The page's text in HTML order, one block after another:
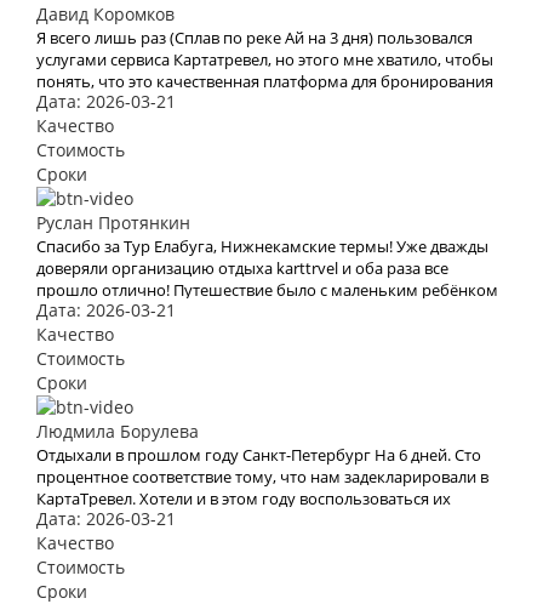
Давид Коромков
Я всего лишь раз (Сплав по реке Ай на 3 дня) пользовался
услугами сервиса Картатревел, но этого мне хватило, чтобы
понять, что это качественная платформа для бронирования
туров. Хочу отметить невысокие цены, удобный сайт и
простоту оформления заявки на тур
Дата: 2026-03-21
Качество
Стоимость
Сроки
Руслан Протянкин
Спасибо за Тур Елабуга, Нижнекамские термы! Уже дважды
доверяли организацию отдыха karttrvel и оба раза все
прошло отлично! Путешествие было с маленьким ребёнком
поэтому к выбору тура подходили особенно трепетно.
Большое спасибо за помощь во всех организационных
вопросах, быстрое оформление виз и такое внимательное
отношение!
Дата: 2026-03-21
Качество
Стоимость
Сроки
Людмила Борулева
Отдыхали в прошлом году Санкт-Петербург На 6 дней. Сто
процентное соответствие тому, что нам задекларировали в
КартаТревел. Хотели и в этом году воспользоваться их
услугами, но видимо эта пандемия все испортит.
Дата: 2026-03-21
Качество
Стоимость
Сроки